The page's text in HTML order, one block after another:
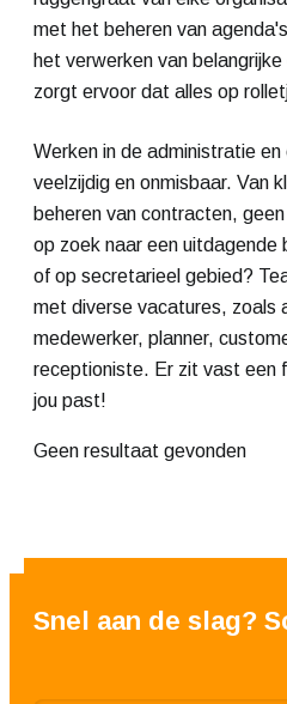
met het beheren van
het verwerken van
zorgt ervoor dat alles op
Werken in de administratie
veelzijdig en onmisbaar. Van
beheren van contracten,
op zoek naar een uitdagende
of op secretarieel gebied?
met diverse vacatures, zoals
medewerker, planner,
receptioniste. Er zit vast een
jou past!
Geen resultaat gevonden
Snel aan de slag?